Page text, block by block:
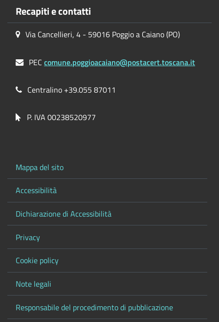
Recapiti e contatti
Via Cancellieri, 4 - 59016 Poggio a Caiano (PO)
PECcomune.poggioacaiano@postacert.toscana.it
Centralino +39.055 87011
P. IVA 00238520977
Mappa del sito
Accessibilità
Dichiarazione di Accessibilità
Privacy
Cookie policy
Note legali
Responsabile del procedimento di pubblicazione